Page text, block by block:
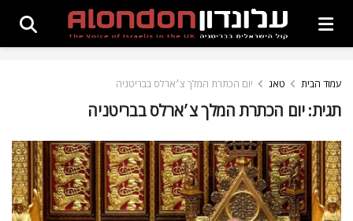
עמוד הבית טאג יום הכתרת המלך צ׳ארלס בבריטניה
תגית:יום הכתרת המלך צ׳ארלס בבריטניה